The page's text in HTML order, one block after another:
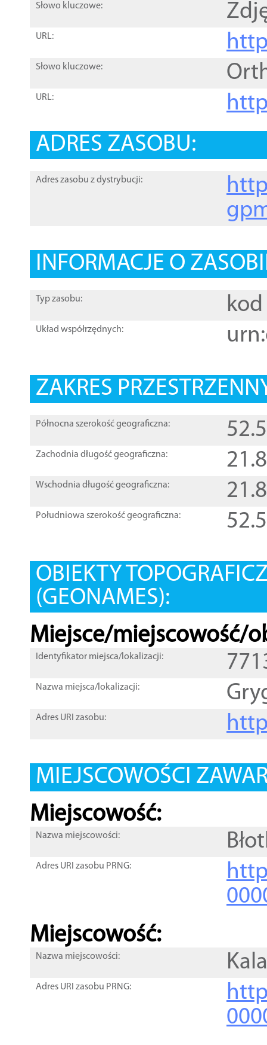
Słowo kluczowe:
URL:
Słowo kluczowe:
URL:
ADRES ZASOBU:
Adres zasobu z dystrybucji:
INFORMACJE O
Typ zasobu: kod
Układ współrzędnych:
ZAKRES
Północna szerokość geograficzna:
Zachodnia długość geograficzna:
Wschodnia długość geograficzna:
Południowa szerokość geograficzna:
OBIEKTY
(GEONAMES):
Miejsce/miejscowość/
Identyfikator miejsca/lokalizacji:
Nazwa miejsca/lokalizacji:
Adres URI zasobu:
MIEJSCOWOŚCI
Miejscowość:
Nazwa miejscowości:
Adres URI zasobu PRNG:
Miejscowość:
Nazwa miejscowości:
Adres URI zasobu PRNG: